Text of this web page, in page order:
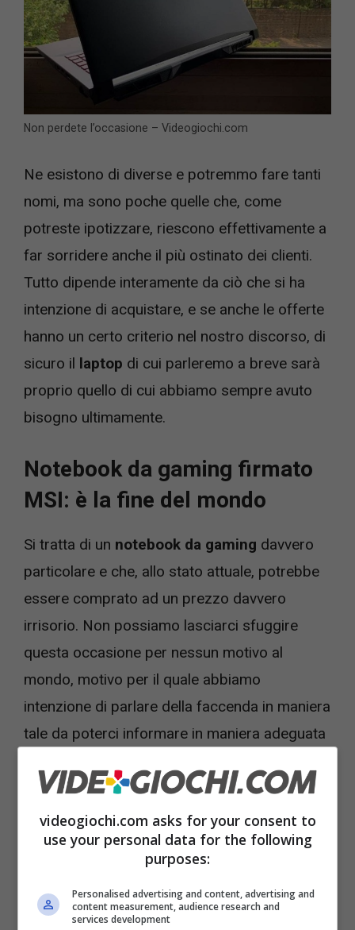
Non perdete l’occasione – Videogiochi.com
Ne esistono di diverse e potremmo fare tanti
nomi, ma sono poche quelle che, come
potreste ipotizzare, riescono effettivamente a
far sorridere anche il più ostinato dei clienti.
Tutto dipende interamente da ciò che si ha
intenzione di acquistare, e se anche le offerte
hanno un certo criterio nel nostro discorso, di
sicuro il laptop di cui parleremo a breve sarà
proprio quello di cui abbiamo sempre avuto
bisogno ultimamente.
Notebook da gaming firmato
MSI: è la fine del mondo
Si tratta di un notebook da gaming davvero
particolare e che, allo stato attuale, potrebbe
essere comprato ad un prezzo davvero
irrisorio. Non possiamo lasciarci sfuggire
questa occasione per nessun motivo al
mondo, motivo per il quale abbiamo
intenzione di parlare della faccenda in maniera
tale da poterci informare in maniera adeguata
parlando, e soprattutto a che costo sarà
nostro?
videogiochi.com asks for your consent to
use your personal data for the following
purposes:
Personalised advertising and content, advertising and
content measurement, audience research and
services development